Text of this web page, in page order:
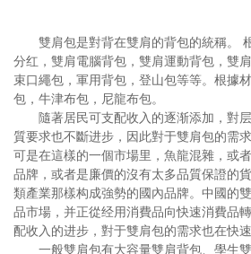
雙肩包是對背在雙肩的背包的統稱。
分红，雙肩電腦背包，雙肩運動背包，雙
束口繩包，軍用背包，登山包等等。根據
包，牛津布包，尼龍布包。
隨著居民可支配收入的逐渐添加，對
質要求也不斷进步，因此對于雙肩包的需
可是在這樣的一個市場里，魚龍混雜，或
品牌，或者是廉價的沒有太多品質保證的
類產業那樣构成強勢的國內品牌。中國的
品市場，并正從经用消費品向快速消費品
配收入的进步，對于雙肩包的需求也在快速
一般雙肩包有大容量雙肩背包、學生